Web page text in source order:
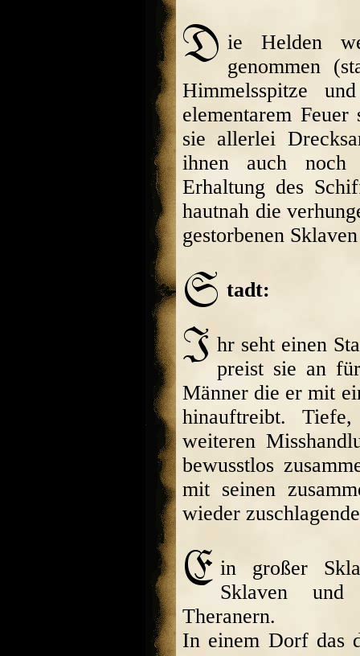
ie Helden
genommen
Himmelsspitze
elementarem
sie allerlei
ihnen auch noch
Erhaltung des
hautnah die
gestorbenen
tadt:
hr seht einen
preist sie an
Männer die er mit
hinauftreibt.
weiteren
bewusstlos
mit seinen
wieder
in großer
Sklaven und
Theranern.
In einem Dorf das